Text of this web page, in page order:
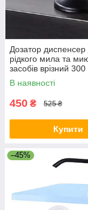
Дозатор диспенсер
рідкого мила та
засобів врізний 300
Чорний
В наявності
450 ₴ 525 ₴
Купити
–45%